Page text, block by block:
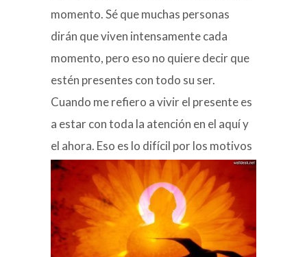
momento. Sé que muchas personas
dirán que viven intensamente cada
momento, pero eso no quiere decir que
estén presentes con todo su ser.
Cuando me refiero a vivir el presente es
a estar con toda la atención en el aquí y
el ahora. Eso es lo difícil porlos motivos